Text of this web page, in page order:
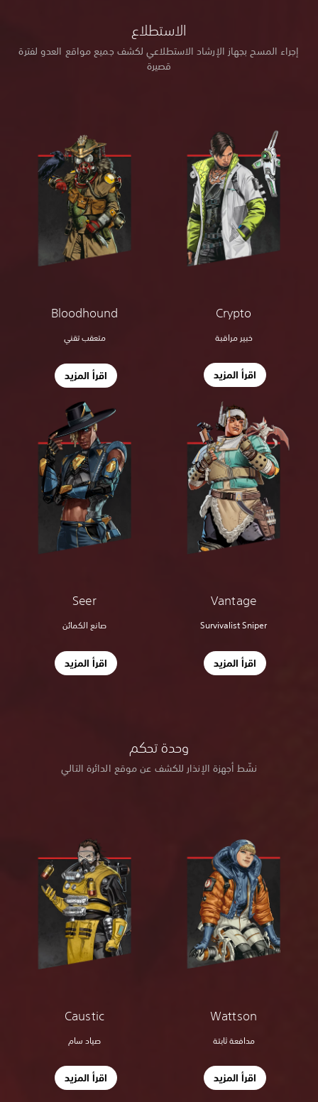
الاستطلاع
إجراء المسح بجهاز الإرشاد الاستطلاعي لكشف جميع مواقع العدو لفترة
قصيرة
Bloodhound
متعقب تقني
اقرأ المزيد
Crypto
خبير مراقبة
اقرأ المزيد
Seer
صانع الكمائن
اقرأ المزيد
Vantage
Survivalist Sniper
اقرأ المزيد
وحدة تحكم
نشّط أجهزة الإنذار للكشف عن موقع الدائرة التالي
Caustic
صياد سام
اقرأ المزيد
Wattson
مدافعة ثابتة
اقرأ المزيد